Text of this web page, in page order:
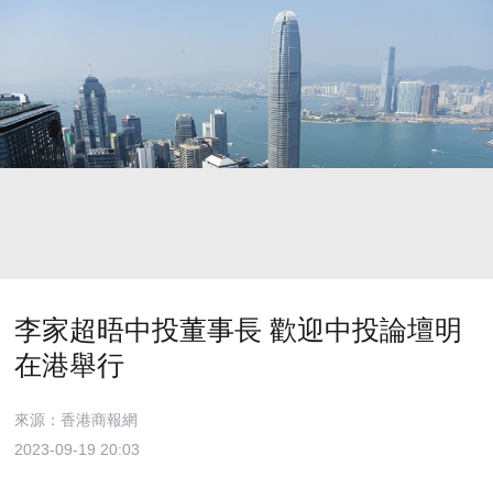
李家超晤中投董事長 歡迎中投論壇明
在港舉行
來源：香港商報網
2023-09-19 20:03